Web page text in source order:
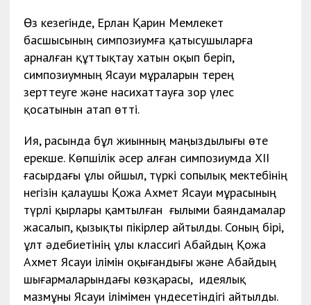
Өз кезегінде, Ерлан Қарин Мемлекет
басшысының симпозиумға қатысушыларға
арналған құттықтау хатын оқып беріп,
симпозиумның Ясауи мұраларын терең
зерттеуге және насихаттауға зор үлес
қосатынын атап өтті.
Ия, расында бұл жиынның маңыздылығы өте
ерекше. Көпшілік әсер алған симпозиумда XII
ғасырдағы ұлы ойшыл, түркі сопылық мектебінің
негізін қалаушы Қожа Ахмет Ясауи мұрасының
түрлі қырлары қамтылған ғылыми баяндамалар
жасалып, қызықты пікірлер айтылды. Соның бірі,
ұлт әдебиетінің ұлы классигі Абайдың Қожа
Ахмет Ясауи ілімін оқығандығы және Абайдың
шығармаларындағы көзқарасы, идеялық
мазмұны Ясауи ілімімен үндесетіндігі айтылды.